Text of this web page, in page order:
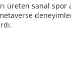
üreten sanal spor
metaverse